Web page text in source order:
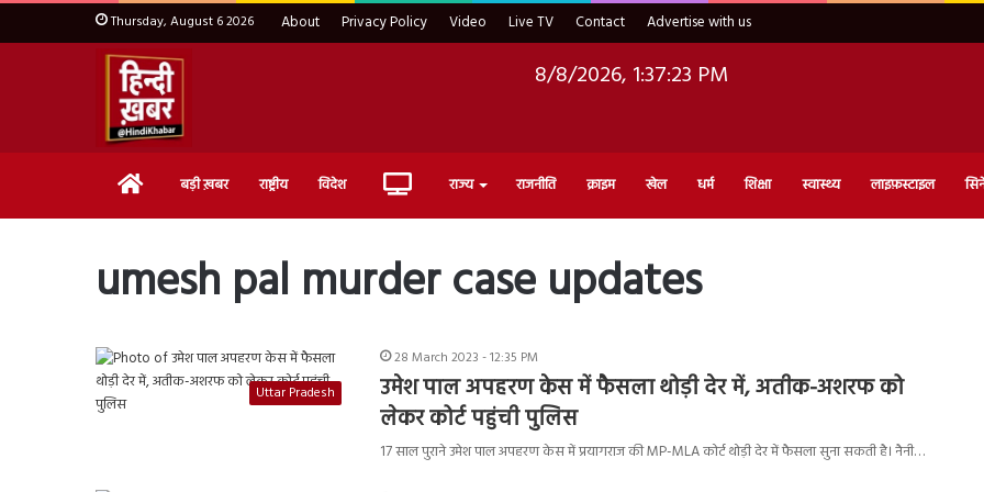
Thursday, August 6 2026 About Privacy Policy Video Live TV Contact Advertise with us
8/8/2026, 1:37:24 PM
Home बड़ी ख़बर राष्ट्रीय विदेश Live राज्य राजनीति क्राइम खेल धर्म शिक्षा स्वास्थ्य लाइफ़स्टाइल
umesh pal murder case updates
Uttar Pradesh
28 March 2023 - 12:35 PM
उमेश पाल अपहरण केस में फैसला थोड़ी देर में, अतीक-अशरफ को
लेकर कोर्ट पहुंची पुलिस
17 साल पुराने उमेश पाल अपहरण केस में प्रयागराज की MP-MLA कोर्ट थोड़ी देर में फैसला सुना सकती है। नैनी…